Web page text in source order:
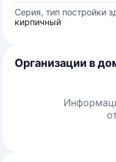
Серия, тип постройки
кирпичный
Организации в